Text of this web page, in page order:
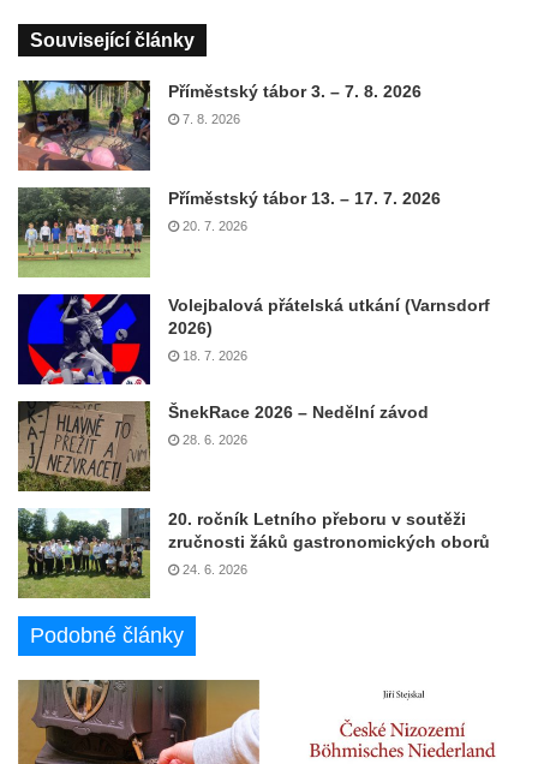
Související články
Příměstský tábor 3. – 7. 8. 2026
7. 8. 2026
Příměstský tábor 13. – 17. 7. 2026
20. 7. 2026
Volejbalová přátelská utkání (Varnsdorf
2026)
18. 7. 2026
ŠnekRace 2026 – Nedělní závod
28. 6. 2026
20. ročník Letního přeboru v soutěži
zručnosti žáků gastronomických oborů
24. 6. 2026
Podobné články